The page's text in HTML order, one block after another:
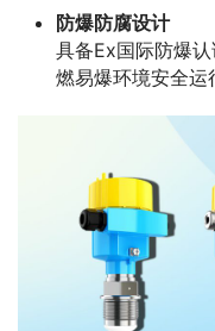
防爆防腐设计
具备Ex国际防爆
燃易爆环境安全运